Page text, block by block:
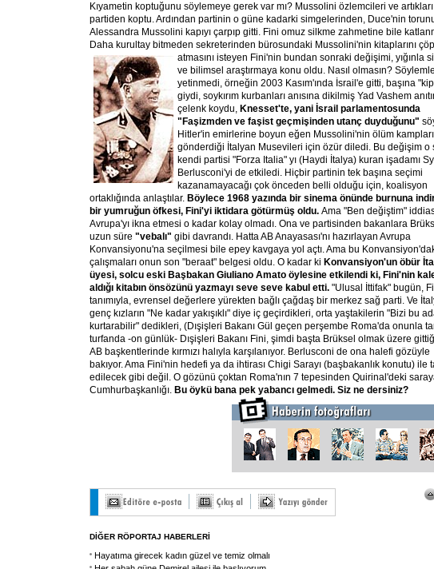
Kıyametin koptuğunu söylemeye gerek var mı? Mussolini özlemcileri ve artıkları
partiden koptu. Ardından partinin o güne kadarki simgelerinden, Duce'nin
Alessandra Mussolini kapıyı çarpıp gitti. Fini omuz silkme zahmetine bile
Daha kurultay bitmeden sekreterinden bürosundaki Mussolini'nin kitaplarını
atmasını isteyen Fini'nin bundan sonraki değişimi, yığınla
ve bilimsel araştırmaya konu oldu. Nasıl olmasın?
yetinmedi, örneğin 2003 Kasım'ında İsrail'e gitti, başına
giydi, soykırım kurbanları anısına dikilmiş Yad Vashem
çelenk koydu, Knesset'te, yani İsrail parlamentosunda
"Faşizmden ve faşist geçmişinden utanç duyduğunu"
Hitler'in emirlerine boyun eğen Mussolini'nin ölüm
gönderdiği İtalyan Musevileri için özür diledi. Bu değişim o
kendi partisi "Forza Italia" yı (Haydi İtalya) kuran işadamı
Berlusconi'yi de etkiledi. Hiçbir partinin tek başına seçimi
kazanamayacağı çok önceden belli olduğu için, koalisyon
ortaklığında anlaştılar. Böylece 1968 yazında bir sinema önünde burnuna
bir yumruğun öfkesi, Fini'yi iktidara götürmüş oldu. Ama "Ben değiştim"
Avrupa'yı ikna etmesi o kadar kolay olmadı. Ona ve partisinden bakanlara
uzun süre "vebalı" gibi davrandı. Hatta AB Anayasası'nı hazırlayan Avrupa
Konvansiyonu'na seçilmesi bile epey kavgaya yol açtı. Ama bu
çalışmaları onun son "beraat" belgesi oldu. O kadar ki Konvansiyon'un öbür
üyesi, solcu eski Başbakan Giuliano Amato öylesine etkilendi ki, Fini'nin
aldığı kitabın önsözünü yazmayı seve seve kabul etti. "Ulusal İttifak" bugün,
tanımıyla, evrensel değerlere yürekten bağlı çağdaş bir merkez sağ parti. Ve
genç kızların "Ne kadar yakışıklı" diye iç geçirdikleri, orta yaştakilerin "Bizi bu
kurtarabilir" dedikleri, (Dışişleri Bakanı Gül geçen perşembe Roma'da onunla
turfanda -on günlük- Dışişleri Bakanı Fini, şimdi başta Brüksel olmak üzere
AB başkentlerinde kırmızı halıyla karşılanıyor. Berlusconi de ona halefi gözüyle
bakıyor. Ama Fini'nin hedefi ya da ihtirası Chigi Sarayı (başbakanlık konutu) ile
edilecek gibi değil. O gözünü çoktan Roma'nın 7 tepesinden Quirinal'deki
Cumhurbaşkanlığı. Bu öykü bana pek yabancı gelmedi. Siz ne dersiniz?
DİĞER RÖPORTAJ HABERLERİ
Hayatıma girecek kadın güzel ve temiz olmalı